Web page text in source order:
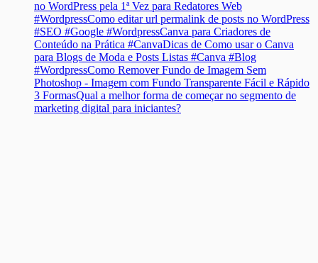
no WordPress pela 1ª Vez para Redatores Web
#WordpressComo editar url permalink de posts no WordPress
#SEO #Google #WordpressCanva para Criadores de
Conteúdo na Prática #CanvaDicas de Como usar o Canva
para Blogs de Moda e Posts Listas #Canva #Blog
#WordpressComo Remover Fundo de Imagem Sem
Photoshop - Imagem com Fundo Transparente Fácil e Rápido
3 FormasQual a melhor forma de começar no segmento de
marketing digital para iniciantes?